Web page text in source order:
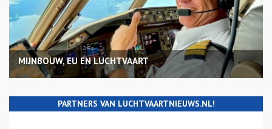
MIJNBOUW, EU EN LUCHTVAART
PARTNERS VAN LUCHTVAARTNIEUWS.NL!